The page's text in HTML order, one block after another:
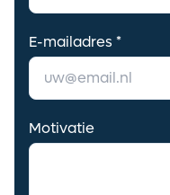
E-mailadres *
Motivatie